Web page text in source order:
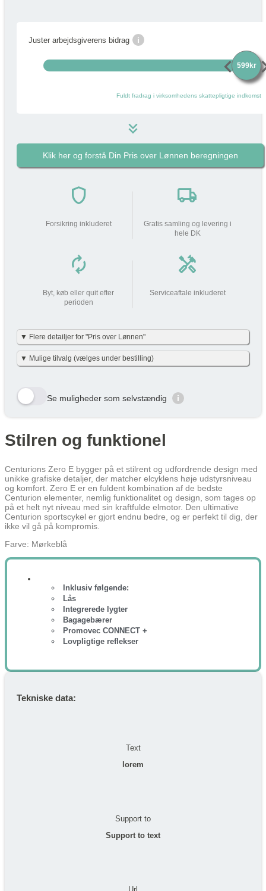
Juster arbejdsgiverens bidrag i
chevron_left599kr
Fuldt fradrag i virksomhedens skattepligtige indkomst
keyboard_double_arrow_down
599 kr
do_not_disturb_on
Beskatning (lidt som fri mobil) 175 kr
Klik her og forstå Din Pris over Lønnen beregningen
shield
Forsikring inkluderet
local_shipping
Gratis samling og levering i
hele DK
autorenew
Byt, køb eller quit efter
perioden
handyman
Serviceaftale inkluderet
▼ Flere detailjer for "Pris over Lønnen"
Vi har gjort det enkelt og har allerede lavet beregningerne for dig i
nettoudgiften + skat pr. måned – det er baseret på nettoskat + evt.
skatteprocent på 40 % og uden am-bidrag, som man ikke skal
betale ved cykel over lønnen. (effektiv skatteprocent: 32%). Skatten
kan variere en smule efter personlig skatteprocent.
År Skat/måned
Cykel over lønnen (Netto) /
År 2 179 kr 179 kr
År 3 108 kr 108 kr
Gennemsnit 175 kr 175 kr
Lær mere hvordan JOOLL fungerer
▼ Mulige tilvalg (vælges under bestilling)
gule bestil knap og se alle tilvalg du kan vælge til denne cykel
Row 3, Cell 1
Row 3, Cell 2
Se muligheder som selvstændig i
Stilren og funktionel
Centurions Zero E bygger på et stilrent og udfordrende design med
unikke grafiske detaljer, der matcher elcyklens høje udstyrsniveau
og komfort. Zero E er en fuldent kombination af de bedste
Centurion elementer, nemlig funktionalitet og design, som tages op
på et helt nyt niveau med sin kraftfulde elmotor. Den ultimative
Centurion sportscykel er gjort endnu bedre, og er perfekt til dig, der
ikke vil gå på kompromis.
Farve: Mørkeblå
Inklusiv følgende:
Lås
Integrerede lygter
Bagagebærer
Promovec CONNECT +
Lovpligtige reflekser
Tekniske data:
Text
lorem
Support to
Support to text